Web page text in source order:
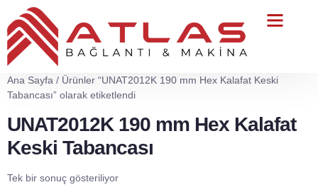
Ana Sayfa / Ürünler “UNAT2012K 190 mm Hex Kalafat Keski
Tabancası” olarak etiketlendi
UNAT2012K 190 mm Hex Kalafat
Keski Tabancası
Tek bir sonuç gösteriliyor